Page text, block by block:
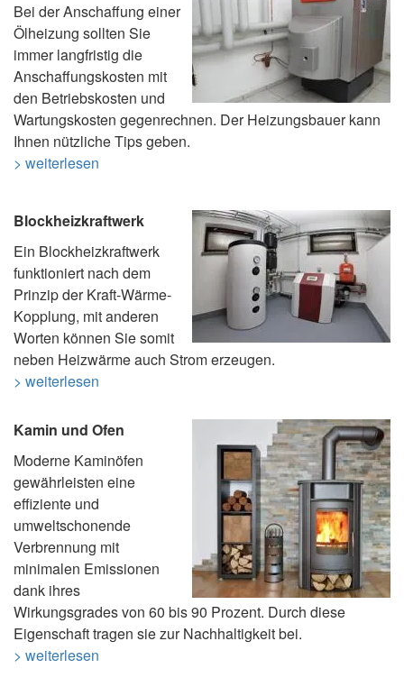
Bei der Anschaffung einer
Ölheizung sollten Sie
immer langfristig die
Anschaffungskosten mit
den Betriebskosten und
Wartungskosten gegenrechnen. Der Heizungsbauer kann
Ihnen nützliche Tips geben.
> weiterlesen
Blockheizkraftwerk
Ein Blockheizkraftwerk
funktioniert nach dem
Prinzip der Kraft-Wärme-
Kopplung, mit anderen
Worten können Sie somit
neben Heizwärme auch Strom erzeugen.
> weiterlesen
Kamin und Ofen
Moderne Kaminöfen
gewährleisten eine
effiziente und
umweltschonende
Verbrennung mit
minimalen Emissionen
dank ihres
Wirkungsgrades von 60 bis 90 Prozent. Durch diese
Eigenschaft tragen sie zur Nachhaltigkeit bei.
> weiterlesen